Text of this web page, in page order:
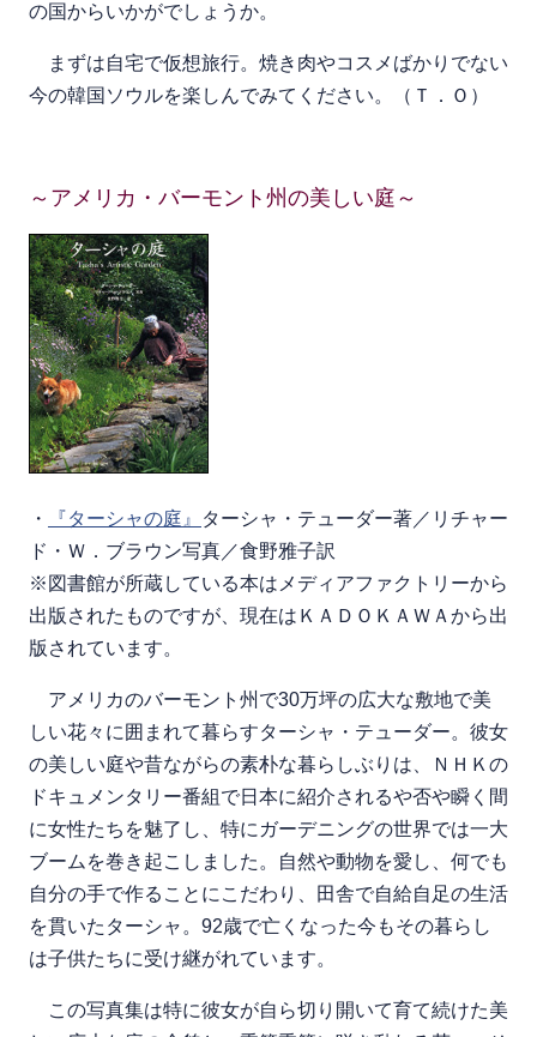
の国からいかがでしょうか。
まずは自宅で仮想旅行。焼き肉やコスメばかりでない
今の韓国ソウルを楽しんでみてください。（Ｔ．Ｏ）
～アメリカ・バーモント州の美しい庭～
・ 『ターシャの庭』
ターシャ・テューダー著／リチャー
ド・Ｗ．ブラウン写真／食野雅子訳
※図書館が所蔵している本はメディアファクトリーから
出版されたものですが、現在はＫＡＤＯＫＡＷＡから出
版されています。
アメリカのバーモント州で30万坪の広大な敷地で美
しい花々に囲まれて暮らすターシャ・テューダー。彼女
の美しい庭や昔ながらの素朴な暮らしぶりは、ＮＨＫの
ドキュメンタリー番組で日本に紹介されるや否や瞬く間
に女性たちを魅了し、特にガーデニングの世界では一大
ブームを巻き起こしました。自然や動物を愛し、何でも
自分の手で作ることにこだわり、田舎で自給自足の生活
を貫いたターシャ。92歳で亡くなった今もその暮らし
は子供たちに受け継がれています。
この写真集は特に彼女が自ら切り開いて育て続けた美